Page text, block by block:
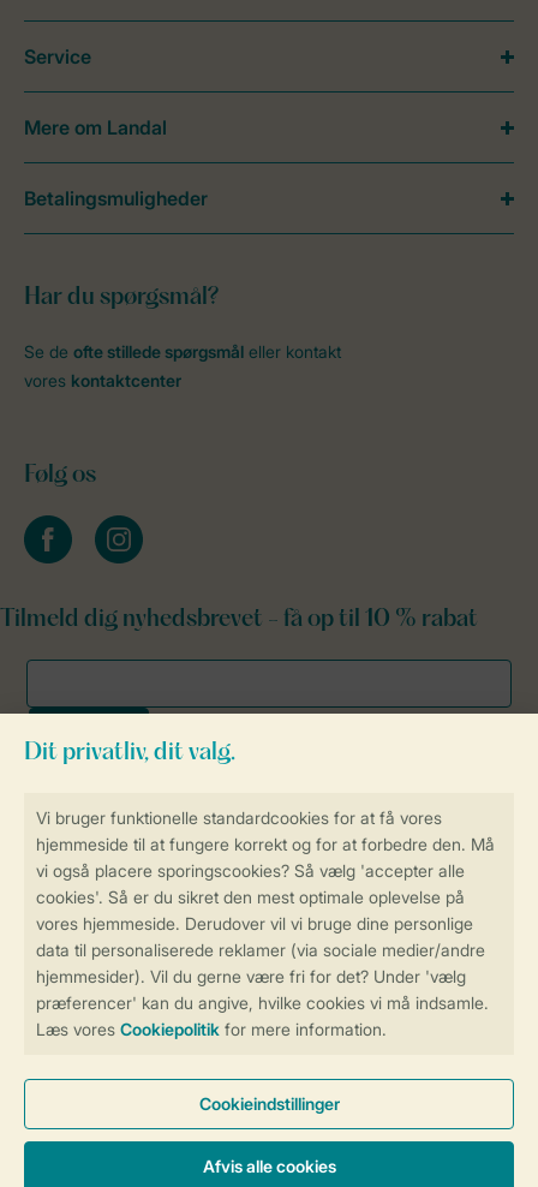
Få en personligt tilpasset oplevelse
på Landal.dk
Sikker og hurtig online booking
Sikker datahåndtering
Har du spørgsmål?
Se de ofte stillede spørgsmål eller kontakt
vores kontaktcenter
Følg os
facebookinstagram
Tilmeld dig nyhedsbrevet - få op til 10 % rabat
Service
Mere om Landal
Betalingsmuligheder